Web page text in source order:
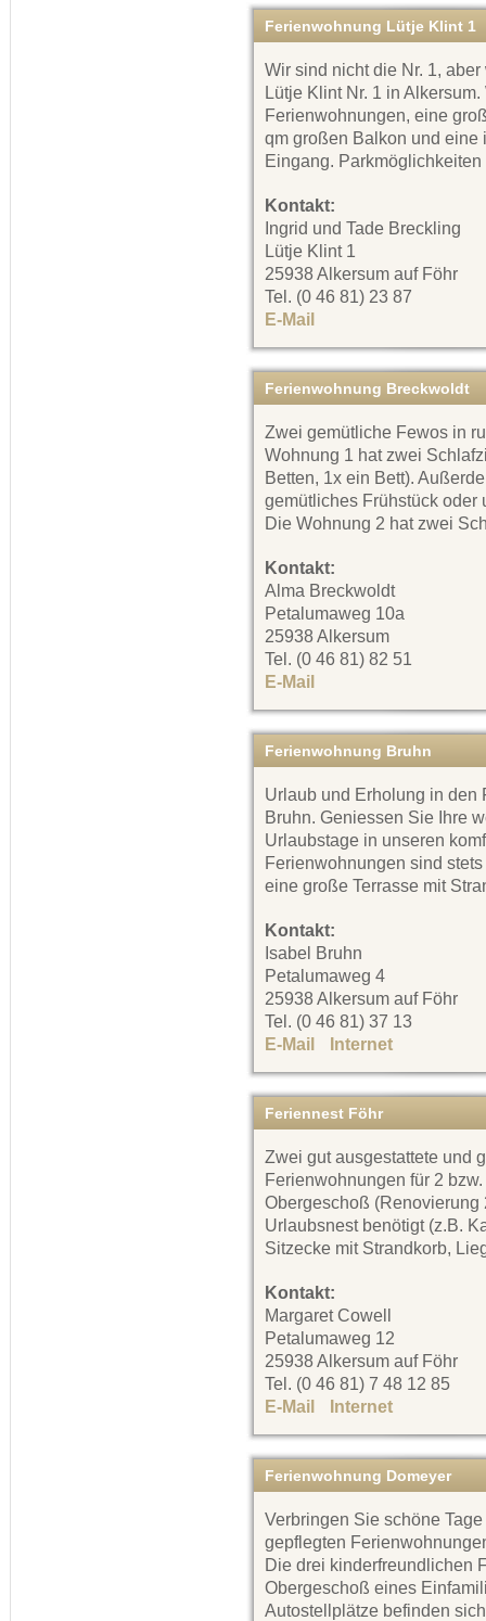
Ferienwohnung Lütje Klint 1
Wir sind nicht die Nr. 1,
Lütje Klint Nr. 1 in
Ferienwohnungen, eine
qm großen Balkon und eine
Eingang.
Kontakt:
Ingrid und Tade Breckling
Lütje Klint 1
25938 Alkersum auf Föhr
Tel. (0 46 81) 23 87
E-Mail
Ferienwohnung Breckwoldt
Zwei gemütliche Fewos in
Wohnung 1 hat zwei
Betten, 1x ein Bett).
gemütliches Frühstück oder
Die Wohnung 2 hat zwei
Kontakt:
Alma Breckwoldt
Petalumaweg 10a
25938 Alkersum
Tel. (0 46 81) 82 51
E-Mail
Ferienwohnung Bruhn
Urlaub und Erholung in den
Bruhn. Geniessen Sie Ihre
Urlaubstage in unseren
Ferienwohnungen sind
eine große Terrasse mit
Kontakt:
Isabel Bruhn
Petalumaweg 4
25938 Alkersum auf Föhr
Tel. (0 46 81) 37 13
E-Mail
Internet
Feriennest Föhr
Zwei gut ausgestattete und
Ferienwohnungen für 2
Obergeschoß (Renovierung
Urlaubsnest benötigt (z.B.
Sitzecke mit Strandkorb,
Kontakt:
Margaret Cowell
Petalumaweg 12
25938 Alkersum auf Föhr
Tel. (0 46 81) 7 48 12 85
E-Mail
Internet
Ferienwohnung Domeyer
Verbringen Sie schöne
gepflegten
Die drei kinderfreundlichen
Obergeschoß eines
Autostellplätze befinden